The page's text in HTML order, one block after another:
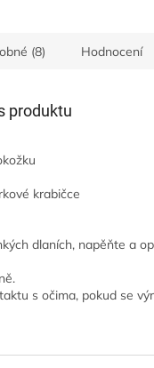
(8) Hodnocení
produktu
krabičce
dlaních, napěňte a
s očima, pokud se